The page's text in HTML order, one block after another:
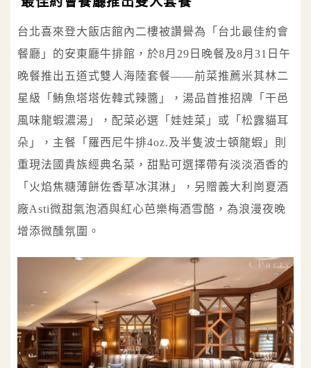
台北喜來登大飯店館內二樓被讚譽為「台北最佳約會
餐廳」的安東廳牛排館，於8月29日晚餐及8月31日午
晚餐推出五道式雙人海陸套餐——前菜推薦米其林二
星級「鮪魚塔塔佐韓式辣醬」，湯品首推招牌「干邑
風味龍蝦濃湯」，配菜必選「娃娃菜」或「松露貓耳
朵」，主餐「羅西尼牛排4oz.及半隻波士頓龍蝦」則
重現法國貴族經典名菜，甜點可選擇帶有淡淡酒香的
「火焰焦糖薄餅佐香草冰淇淋」，另贈義大利崗夏酒
廠Asti微甜氣泡酒與紅心芭樂梅酒雪酪，為浪漫夜晚
增添微醺氛圍。